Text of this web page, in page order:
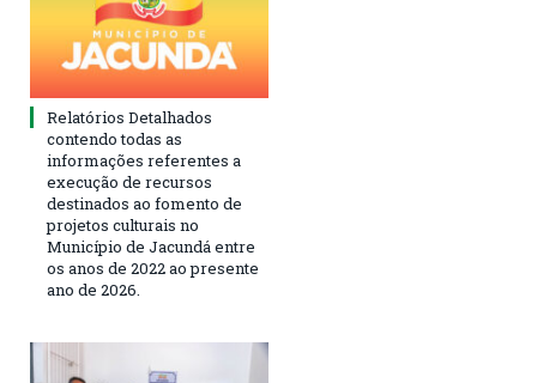
Relatórios Detalhados
contendo todas as
informações referentes a
execução de recursos
destinados ao fomento de
projetos culturais no
Município de Jacundá entre
os anos de 2022 ao presente
ano de 2026.